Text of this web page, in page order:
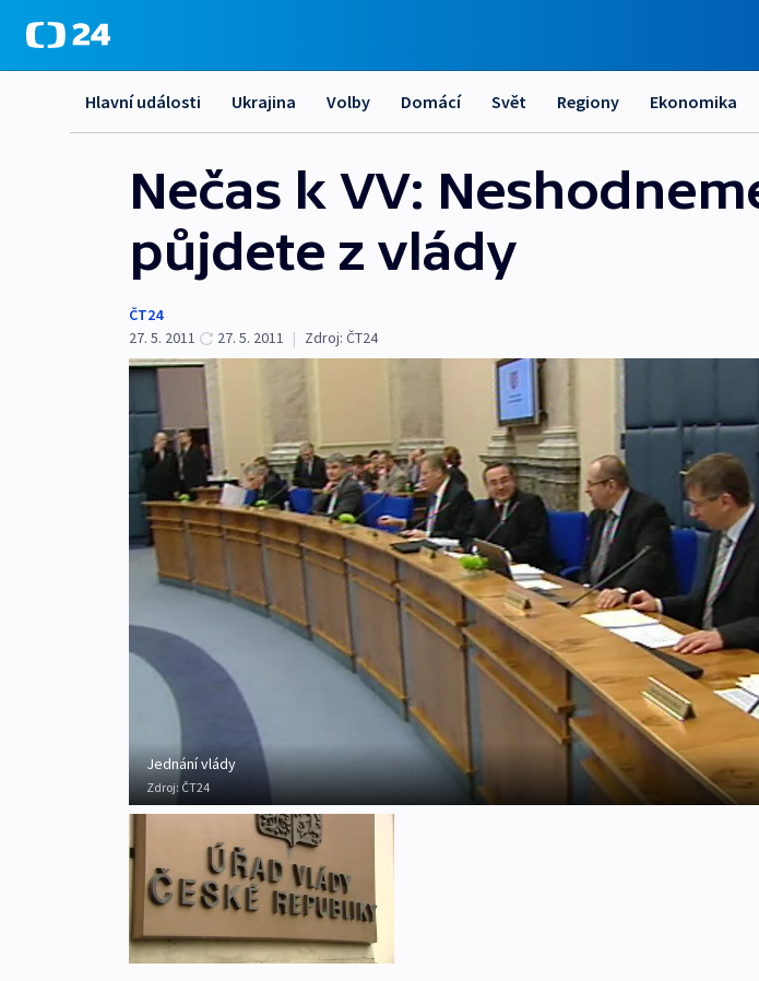
Hlavní události Ukrajina Volby Domácí Svět Regiony Ekonomika
Nečas k VV:
půjdete z vlády
ČT24
27. 5. 2011
27. 5. 2011 | Zdroj: ČT24
Jednání vlády
Zdroj:ČT24